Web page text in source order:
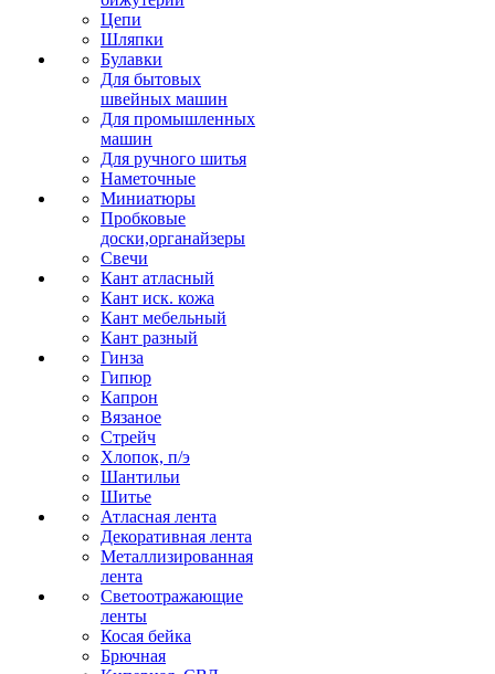
Цепи
Шляпки
Булавки
Для бытовых
швейных машин
Для промышленных
машин
Для ручного шитья
Наметочные
Миниатюры
Пробковые
доски,органайзеры
Свечи
Кант атласный
Кант иск. кожа
Кант мебельный
Кант разный
Гинза
Гипюр
Капрон
Вязаное
Стрейч
Хлопок, п/э
Шантильи
Шитье
Атласная лента
Декоративная лента
Металлизированная
лента
Светоотражающие
ленты
Косая бейка
Брючная